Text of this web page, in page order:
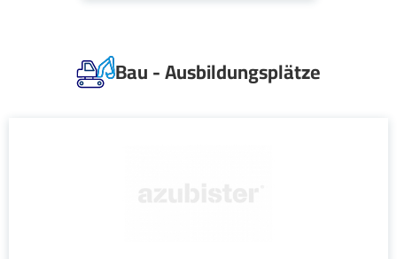
Bau - Ausbildungsplätze